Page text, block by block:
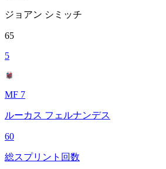
ジョアン シミッチ
65
5
MF 7
ルーカス フェルナンデス
60
総スプリント回数